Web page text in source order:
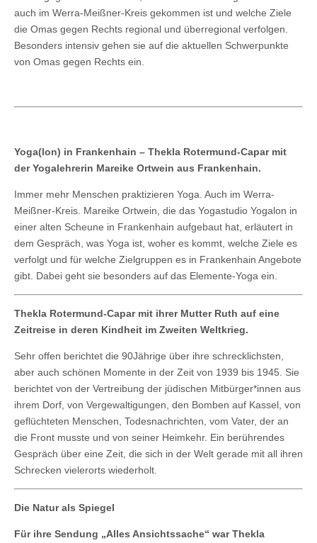
auch im Werra-Meißner-Kreis gekommen ist und welche Ziele
die Omas gegen Rechts regional und überregional verfolgen.
Besonders intensiv gehen sie auf die aktuellen Schwerpunkte
von Omas gegen Rechts ein.
Yoga(lon) in Frankenhain – Thekla Rotermund-Capar mit
der Yogalehrerin Mareike Ortwein aus Frankenhain.
Immer mehr Menschen praktizieren Yoga. Auch im Werra-
Meißner-Kreis. Mareike Ortwein, die das Yogastudio Yogalon in
einer alten Scheune in Frankenhain aufgebaut hat, erläutert in
dem Gespräch, was Yoga ist, woher es kommt, welche Ziele es
verfolgt und für welche Zielgruppen es in Frankenhain Angebote
gibt. Dabei geht sie besonders auf das Elemente-Yoga ein.
Thekla Rotermund-Capar mit ihrer Mutter Ruth auf eine
Zeitreise in deren Kindheit im Zweiten Weltkrieg.
Sehr offen berichtet die 90Jährige über ihre schrecklichsten,
aber auch schönen Momente in der Zeit von 1939 bis 1945. Sie
berichtet von der Vertreibung der jüdischen Mitbürger*innen aus
ihrem Dorf, von Vergewaltigungen, den Bomben auf Kassel, von
geflüchteten Menschen, Todesnachrichten, vom Vater, der an
die Front musste und von seiner Heimkehr. Ein berührendes
Gespräch über eine Zeit, die sich in der Welt gerade mit all ihren
Schrecken vielerorts wiederholt.
Die Natur als Spiegel
Für ihre Sendung „Alles Ansichtssache“ war Thekla